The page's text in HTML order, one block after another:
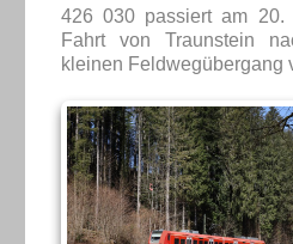
426 030 passiert am 20.
Fahrt von Traunstein
kleinen Feldwegübergang